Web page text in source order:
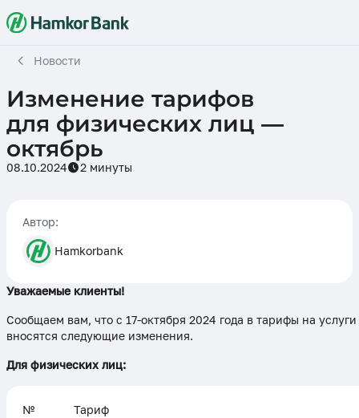
Новости
Изменение тарифов
для физических лиц —
октябрь
08.10.2024 2 минуты
Автор:
Hamkorbank
Уважаемые клиенты!
Сообщаем вам, что с 17-октября 2024 года в тарифы на
вносятся следующие изменения.
Для физических лиц:
№ Тариф